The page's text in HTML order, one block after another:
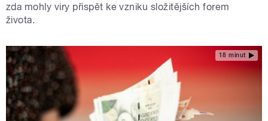
zda mohly viry přispět ke vzniku složitějších forem
života.
18 minut